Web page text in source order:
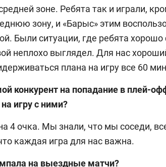
зоне. Ребята так и играли,
зону, и «Барыс» этим
Были ситуации, где ребята хорошо
неплохо выглядел. Для нас
плана на игру все 60
конкурент на попадание в плей-
игру с ними?
4 очка. Мы знали, что мы соседи,
каждая игра для нас важна.
на выездные матчи?